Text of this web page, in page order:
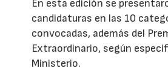
En esta edición se
candidaturas en las 10
convocadas, además del
Extraordinario, según
Ministerio.